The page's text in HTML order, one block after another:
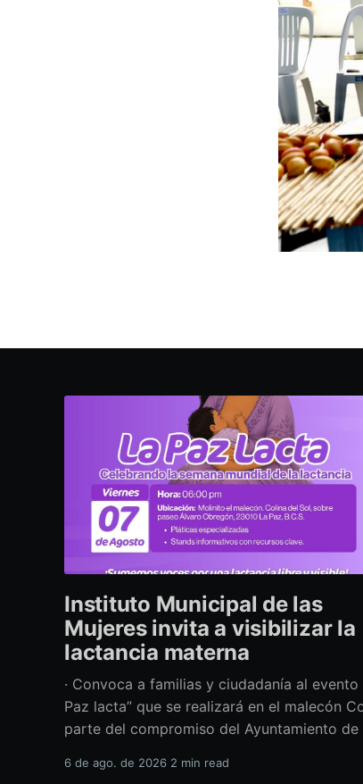
Instituto Municipal de las
Mujeres invita a visibilizar la
lactancia materna
· Convoca a familias y ciudadanía al evento
Paz lacta” que se realizará en el malecón Como
parte del compromiso del Ayuntamiento de
promuevan el bienestar, la salud y los
6 de ago. de 2026 2 min read